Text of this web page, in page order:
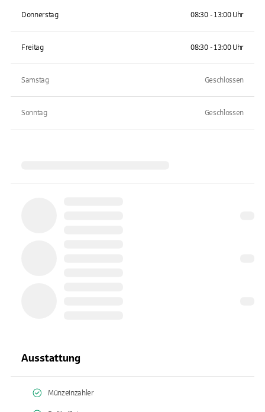
Donnerstag 08:30 - 13:00 Uhr
Freitag 08:30 - 13:00 Uhr
Samstag Geschlossen
Sonntag Geschlossen
Ausstattung
Münzeinzahler